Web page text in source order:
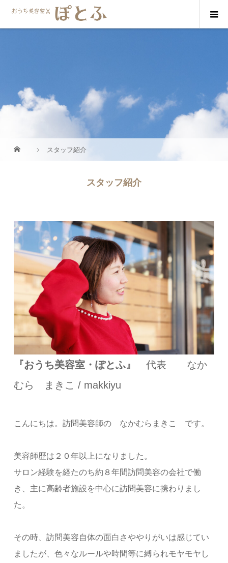
スタッフ紹介
スタッフ紹介
『おうち美容室・ぽとふ』
代表 なか
むら まきこ / makkiyu
こんにちは。訪問美容師の なかむらまきこ です。
美容師歴は２０年以上になりました。
サロン経験を経たのち約８年間訪問美容の会社で働
き、主に高齢者施設を中心に訪問美容に携わりまし
た。
その時、訪問美容自体の面白さややりがいは感じてい
ましたが、色々なルールや時間等に縛られモヤモヤし